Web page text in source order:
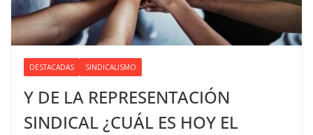
DESTACADAS SINDICALISMO
Y DE LA REPRESENTACIÓN
SINDICAL ¿CUÁL ES HOY EL